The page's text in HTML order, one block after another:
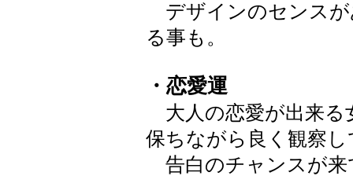
デザインのセンスが
る事も。
・恋愛運
大人の恋愛が出来る
保ちながら良く観察
告白のチャンスが来